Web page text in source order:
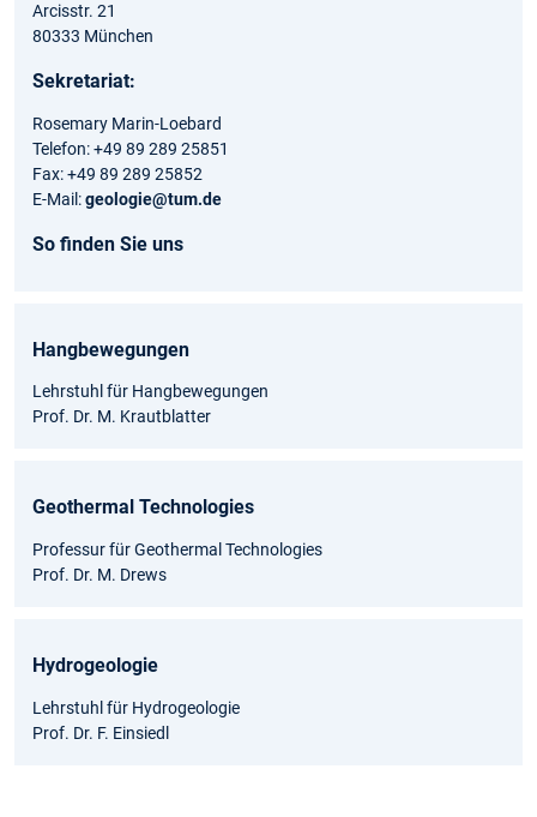
Arcisstr. 21
80333 München
Sekretariat:
Rosemary Marin-Loebard
Telefon: +49 89 289 25851
Fax: +49 89 289 25852
E-Mail:geologie@tum.de
So finden Sie uns
Hangbewegungen
Lehrstuhl für Hangbewegungen
Prof. Dr. M. Krautblatter
Geothermal Technologies
Professur für Geothermal Technologies
Prof. Dr. M. Drews
Hydrogeologie
Lehrstuhl für Hydrogeologie
Prof. Dr. F. Einsiedl